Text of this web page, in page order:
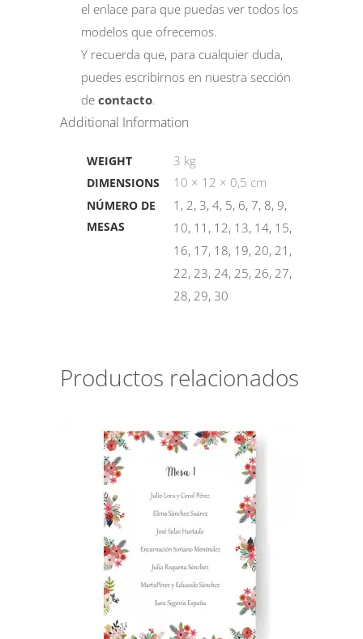
el enlace para que puedas ver todos los
modelos que ofrecemos.
Y recuerda que, para cualquier duda,
puedes escribirnos en nuestra sección
de contacto.
Additional Information
WEIGHT 3 kg
DIMENSIONS 10 × 12 × 0,5 cm
NÚMERO DE
MESAS
1, 2, 3, 4, 5, 6, 7, 8, 9,
10, 11, 12, 13, 14, 15,
16, 17, 18, 19, 20, 21,
22, 23, 24, 25, 26, 27,
28, 29, 30
Productos relacionados